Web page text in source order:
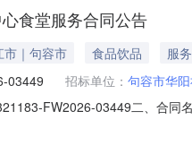
食堂服务合同公告
市｜句容市 食品饮品
服务
03449 招标单位： 句容市华
FW2026-03449二、合同
体信息1.主要标的信息：项目